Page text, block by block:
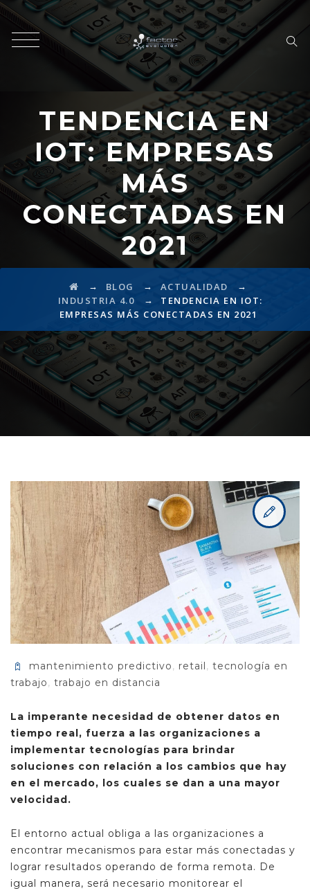
TENDENCIA EN
IOT: EMPRESAS
MÁS
CONECTADAS EN
2021
→ BLOG → ACTUALIDAD →
INDUSTRIA 4.0 → TENDENCIA EN IOT:
EMPRESAS MÁS CONECTADAS EN 2021
mantenimiento predictivo, retail, tecnología en
trabajo, trabajo en distancia
La imperante necesidad de obtener datos en
tiempo real, fuerza a las organizaciones a
implementar tecnologías para brindar
soluciones con relación a los cambios que hay
en el mercado, los cuales se dan a una mayor
velocidad.
El entorno actual obliga a las organizaciones a
encontrar mecanismos para estar más conectadas y
lograr resultados operando de forma remota. De
igual manera, será necesario monitorear el